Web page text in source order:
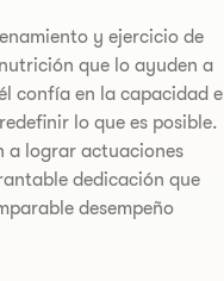
y ejercicio de
que lo ayuden a
confía en la capacidad e
lo que es posible.
a lograr actuaciones
dedicación que
desempeño